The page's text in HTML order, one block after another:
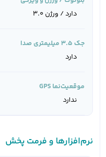
دارد / ورژن 3.0
جک 3.5 میلیمتری صدا
دارد
موقعیت‌نما GPS
ندارد
نرم‌افزارها و فرمت پخش